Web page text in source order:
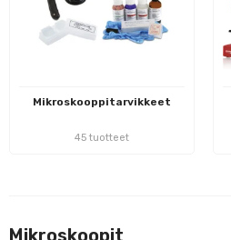
Mikroskooppitarvikkeet
45 tuotteet
Mikroskoopit